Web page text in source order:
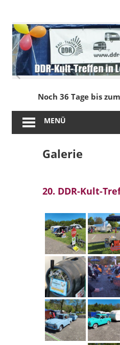
springen
Noch 36 Tage bis
MENÜ
Galerie
20. DDR-Kult-